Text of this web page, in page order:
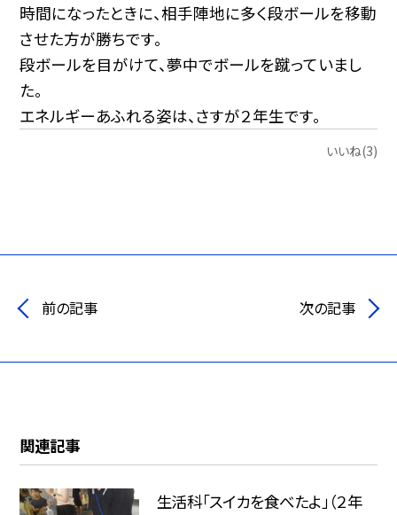
時間になったときに、相手陣地に多く段ボールを移動
させた方が勝ちです。
段ボールを目がけて、夢中でボールを蹴っていまし
た。
エネルギーあふれる姿は、さすが２年生です。
いいね(3)
前の記事 次の記事
関連記事
生活科「スイカを食べたよ」（２年